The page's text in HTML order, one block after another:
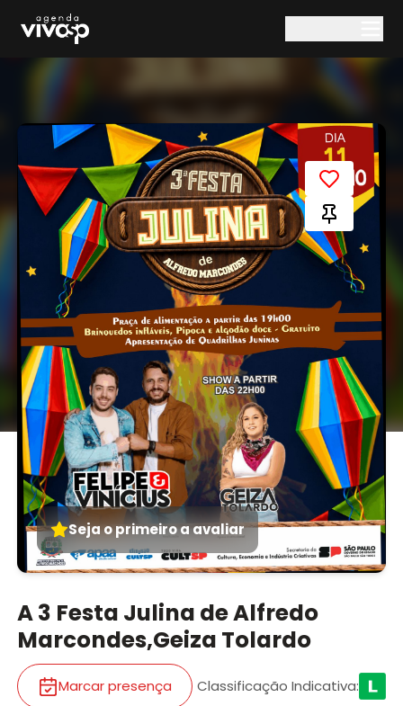
Seja o primeiro a avaliar
A 3 Festa Julina de Alfredo
Marcondes,Geiza Tolardo
Marcar presença Classificação Indicativa: